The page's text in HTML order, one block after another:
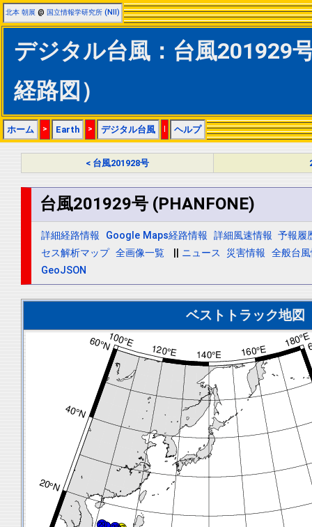
北本 朝展 @ 国立情報学研究所 (NII)
デジタル台風：台風201929
経路図）
ホーム > Earth > デジタル台風 | ヘルプ
< 台風201928号
台風201929号 (PHANFONE)
詳細経路情報 Google Maps経路情報 詳細風速情報 予報履
セス解析マップ 全画像一覧 ニュース 災害情報 全般台
GeoJSON
ベストトラック地図